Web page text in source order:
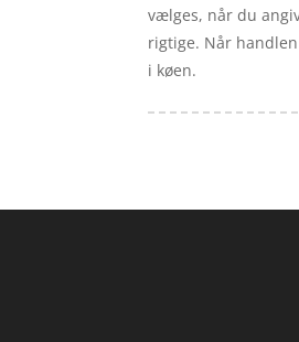
vælges, når du
rigtige. Når
i køen.